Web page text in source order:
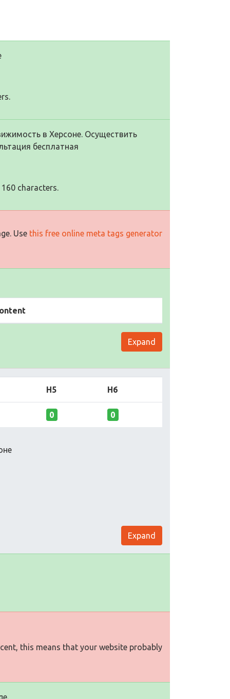
в Херсоне. Осуществить
бесплатная
characters.
Use this free online meta tags generator
Expand
H5 H6
0 0
Expand
this means that your website probably